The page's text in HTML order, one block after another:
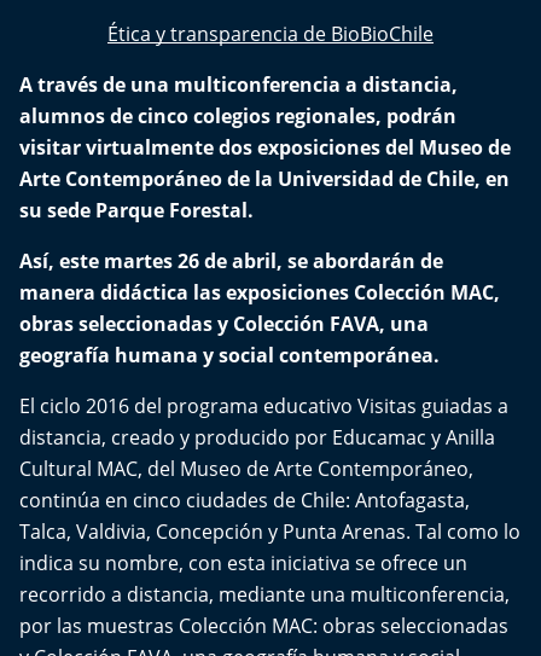
La Ruta del Pulsar
Psicología Abierta
Impacto Tecnológico
Sesiones Dieciocheras
Expreso PM
Conecta Vida
Te invito a tomar once
Bío Bío en Ruta
Especiales
Chiche cuadra y su parrilla
Ética y transparencia de BioBioChile
A través de una multiconferencia a distancia,
alumnos de cinco colegios regionales, podrán
visitar virtualmente dos exposiciones del Museo de
Arte Contemporáneo de la Universidad de Chile, en
su sede Parque Forestal.
Así, este martes 26 de abril, se abordarán de
manera didáctica las exposiciones Colección MAC,
obras seleccionadas y Colección FAVA, una
geografía humana y social contemporánea.
El ciclo 2016 del programa educativo Visitas guiadas a
distancia, creado y producido por Educamac y Anilla
Cultural MAC, del Museo de Arte Contemporáneo,
continúa en cinco ciudades de Chile: Antofagasta,
Talca, Valdivia, Concepción y Punta Arenas. Tal como lo
indica su nombre, con esta iniciativa se ofrece un
recorrido a distancia, mediante una multiconferencia,
por las muestras Colección MAC: obras seleccionadas